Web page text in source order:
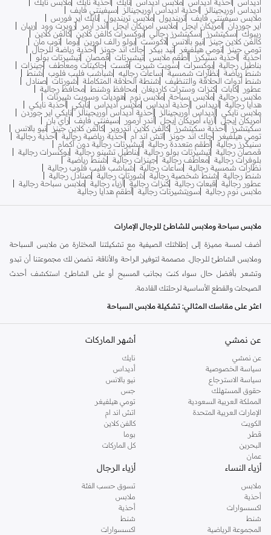
اديداس اوريجينالز
احذية اديداس اوريجينالز
سيفينتي فايف
ملابس سيفينتي فايف ترينديول ملابس ترينديول نايك اير فورس
اير جوردان
امريكان ايجل ملابس امريكان ايجل اندر ارمر روبرت وود
ريبان
ريبوك
سكيتشرز سكيتشرز رجالي بوكسرات كالفن كلاين كالفن كلاين
كالفن كلاين جينز نيو بالانس لاكوست بولو رالف لورين بوما
توب مان
تومي جينز تومي هيلفيغر تيد بيكر جاك اند جونز
أحذية رياضة للرجال
احذية
احذية سنيكرز أطقم ملابس تيشيرتات قمصان تيشيرتات بولو
بناطيل رجالية بوكسرات سويت شيرت فست جاكيتات ومعاطف جينزات
شنط رياضة نظارات شمسية ساعات رجاليه شباشب فليب فلوب
شنط
شنط أدوات الحلاقة والتنظيف
شنطة الحلاقة المتكاملة شورتات صنادل
عطور
كابات كنزات وسترات كارديغان محافظ وشنط
محافظ رجالية
ملابس رجالية ملابس سباحة ملابس نوم
هوديات وسويت شيرتات
هدايا رجالية أديداس أحذية أديداس ملابس أديداس نايكي أحذبة نايكي
ملابس نايكي أديداس أوريجينالز أحذية أديداس أوريجينالز
نايكي اير جوردن
أمريكان إيجل أزياء أمريكان إيجل أندر آرمور سيفنتي فايف راي بان
سكيتشرز
أحذية سكيتشرز كالفن كلاين اندروير كالفن كلاين جينز
نيو بالانس
تومي هيلفيغر
جاك اند جونز اتش اند ام أحذية رياضية رجالية أحذية رجالية
سنيكرز رجالية أطقم متعددة رجالية تيشيرتات رجالية دون أكمام
قمصان رجالية تيشيرتات بولو رجالية بناطيل تشينو رجالية بوكسرات رجالية
بلوفرات رجالية معاطف رجالية جينزات رجالية
شنط رياضية
نظارات شمسية رجالية
ساعات رجالية
شباشب فليب فلوب رجالية
شنط رجالية
شنط شخصية رجالية شورتات رجالية صنادل رجالية
عطور رجالية
قبعات رجالية كنزات رجالية أزياء رجالية ملابس سباحة رجالية
ملابس نوم رجالية
سويتشيرتات رجالية أطقم هدايا رجالية
ملابس سباحة وملابس للشاطئ للرجال الإمارات
أضف لمسة مميزة إلى إطلالتك الصيفية مع تشكيلتنا المختارة من ملابس السباحة
وملابس الشاطئ للرجال. مصممة لتوفير الراحة والأناقة، تضمن لك مجموعتنا أن تبدو
وتشعر بأفضل حال سواء كنت بجانب المسبح أو على الشاطئ. استكشف أحدث
الصيحات والقطع الأساسية لرحلتك القادمة.
اعثر على مقاسك المثالي: تشكيلة ملابس السباحة
تعتبر ملابس السباحة المناسبة مفتاح الاستمتاع بوقتك تحت أشعة الشمس. تقدم
مجموعتنا الرجالية مجموعة متنوعة من الأساليب لتناسب تفضيلاتك وأنشطتك.
شورتات سباحة (Board Shorts):
عملية ومريحة، مثالية للسباحة والاسترخاء.
متوفرة بأطوال وأنماط مختلفة.
سراويل سباحة قصيرة (Trunks):
خيار كلاسيكي يوفر مقاسًا آمنًا وحرية في
الحركة. مثالية للسباحين النشطين.
قمصان واقية من الطفح الجلدي (Rash Guards):
والعناصر، وهي ضرورية لممارسة الرياضات المائية.
شورتات الشاطئ (Beach Shorts):
داخل الماء وخارجه.
خامات فاخرة وألوان زاهية
استمتع بأقمشة عالية الجودة تبدو رائعة وتؤدي بشكل جيد. ملابس السباحة لدينا
مصنوعة من مواد متينة وسريعة الجفاف، متوفرة بمجموعة من الألوان والنقوش.
عن نمشي
عن نمشي
سياسة الخصوصية
سياسة الاسترجاع
حقوق المستهلك
المملكة العربية السعودية
الإمارات العربية المتحدة
الكويت
قطر
البحرين
عمان
أشهر الماركات
نايك
أديداس
نيو بالانس
جس
تومي هيلفيغر
اتش اند ام
كالفن كلاين
بوما
كل الماركات
أزياء النساء
ملابس
أحذية
اكسسوارات
شنط
المجموعة الرياضية
أزياء الرجال
تسوق حسب الفئة
ملابس
أحذية
شنط
اكسسوارات